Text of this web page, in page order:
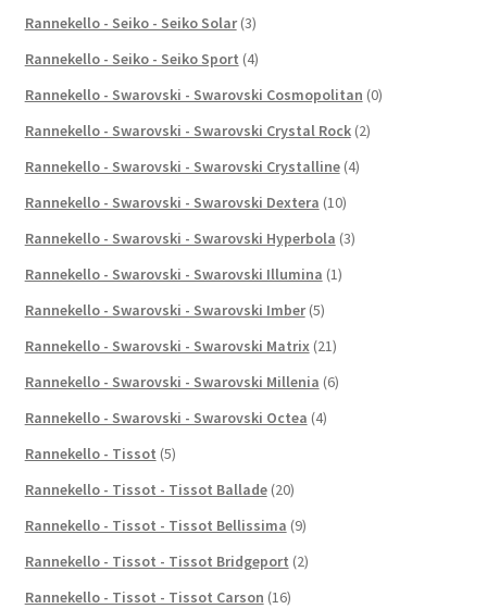
Rannekello - Seiko - Seiko Solar (3)
Rannekello - Seiko - Seiko Sport (4)
Rannekello - Swarovski - Swarovski Cosmopolitan (0)
Rannekello - Swarovski - Swarovski Crystal Rock (2)
Rannekello - Swarovski - Swarovski Crystalline (4)
Rannekello - Swarovski - Swarovski Dextera (10)
Rannekello - Swarovski - Swarovski Hyperbola (3)
Rannekello - Swarovski - Swarovski Illumina (1)
Rannekello - Swarovski - Swarovski Imber (5)
Rannekello - Swarovski - Swarovski Matrix (21)
Rannekello - Swarovski - Swarovski Millenia (6)
Rannekello - Swarovski - Swarovski Octea (4)
Rannekello - Tissot (5)
Rannekello - Tissot - Tissot Ballade (20)
Rannekello - Tissot - Tissot Bellissima (9)
Rannekello - Tissot - Tissot Bridgeport (2)
Rannekello - Tissot - Tissot Carson (16)